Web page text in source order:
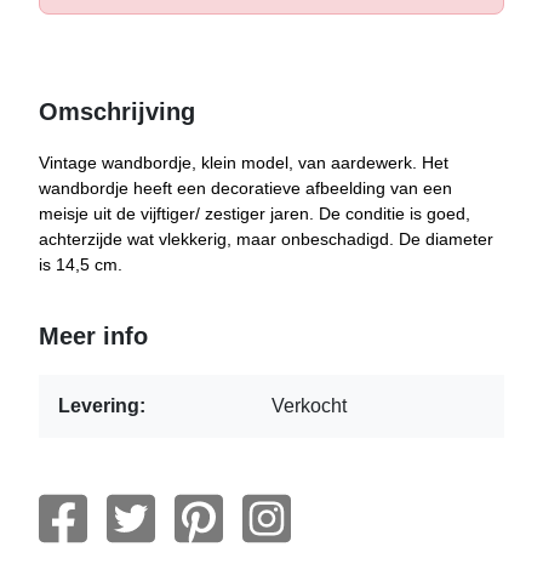
Omschrijving
Vintage wandbordje, klein model, van aardewerk. Het
wandbordje heeft een decoratieve afbeelding van een
meisje uit de vijftiger/ zestiger jaren. De conditie is goed,
achterzijde wat vlekkerig, maar onbeschadigd. De diameter
is 14,5 cm.
Meer info
Levering: Verkocht